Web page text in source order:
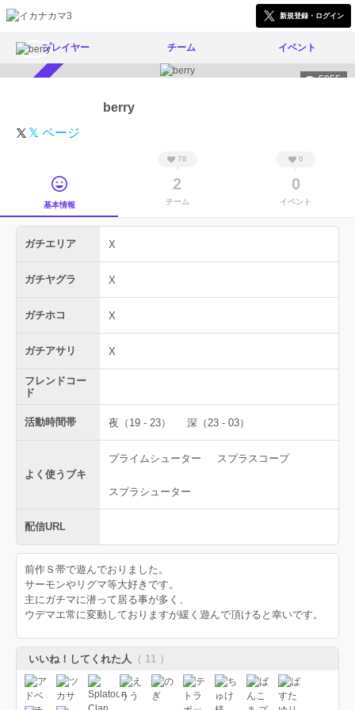
新規登録・ログイン
プレイヤー チーム イベント
5955
berry
𝕏 ページ
基本情報
78
2
チーム
0
0
イベント
ガチエリア X
ガチヤグラ X
ガチホコ X
ガチアサリ X
フレンドコー
ド
活動時間帯 夜（19 - 23） 深（23 - 03）
よく使うブキ
プライムシューター スプラスコープ
スプラシューター
配信URL
前作Ｓ帯で遊んでおりました。
サーモンやリグマ等大好きです。
主にガチマに潜って居る事が多く、
ウデマエ常に変動しておりますが緩く遊んで頂けると幸いです。
いいね！してくれた人 （ 11 ）